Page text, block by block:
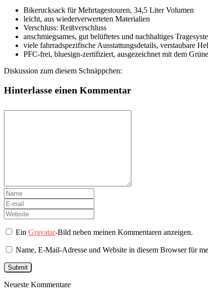
Bikerucksack für Mehrtagestouren, 34,5 Liter Volumen
leicht, aus wiederverwerteten Materialien
Verschluss: Reißverschluss
anschmiegsames, gut belüftetes und nachhaltiges
viele fahrradspezifische Ausstattungsdetails, verstaubare
PFC-frei, bluesign-zertifiziert, ausgezeichnet mit dem
Diskussion zum diesem Schnäppchen:
Hinterlasse einen Kommentar
EinGravatar-Bild neben meinen Kommentaren anzeigen.
Name, E-Mail-Adresse und Website in diesem Browser für
Neueste Kommentare